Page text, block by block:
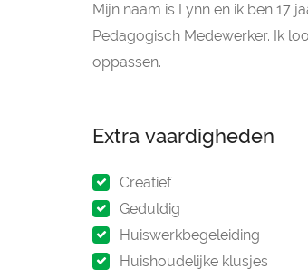
Mijn naam is Lynn en ik ben 17
Pedagogisch Medewerker. Ik
oppassen.
Extra vaardigheden
Creatief
Geduldig
Huiswerkbegeleiding
Huishoudelijke klusjes